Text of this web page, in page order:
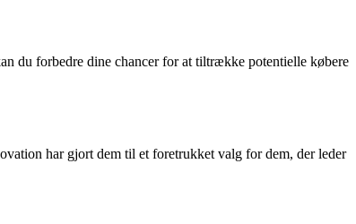
du forbedre dine chancer for at tiltrække potentielle købere
har gjort dem til et foretrukket valg for dem, der leder